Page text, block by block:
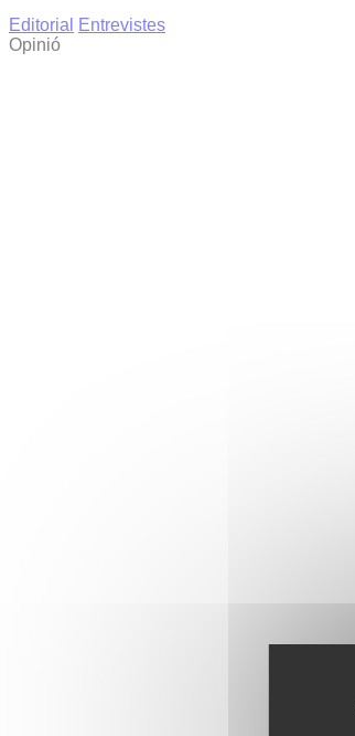
Editorial
Entrevistes
Opinió